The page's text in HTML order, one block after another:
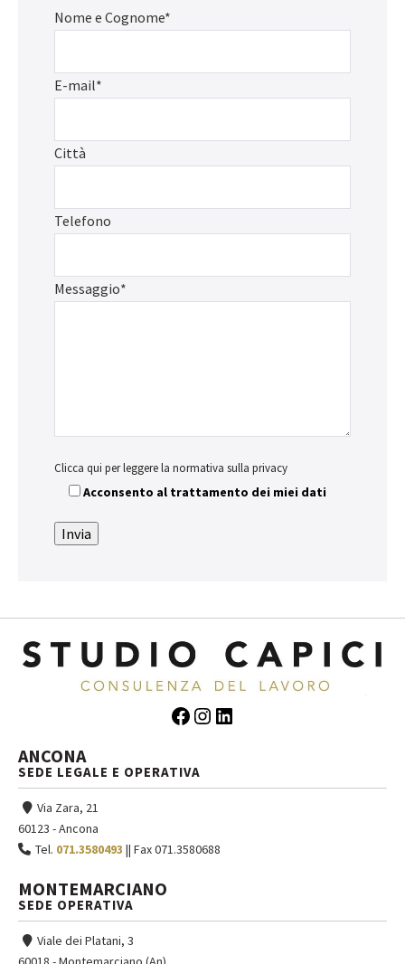
Nome e Cognome*
E-mail*
Città
Telefono
Messaggio*
Clicca qui per leggere la normativa sulla privacy
Acconsento al trattamento dei miei dati
Facebook
Instagram
LinkedIn
ANCONA
SEDE LEGALE E OPERATIVA
Via Zara, 21
60123 - Ancona
Tel. 071.3580493 || Fax 071.3580688
MONTEMARCIANO
SEDE OPERATIVA
Viale dei Platani, 3